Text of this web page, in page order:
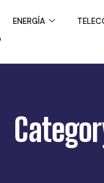
ENERGÍA